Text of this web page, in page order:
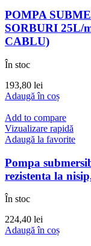
POMPA
SORBURI 25L/
CABLU)
În stoc
193,80 lei
Adaugă în coș
Add to compare
Vizualizare rapidă
Adaugă la favorite
Pompa
rezistenta la
În stoc
224,40 lei
Adaugă în coș